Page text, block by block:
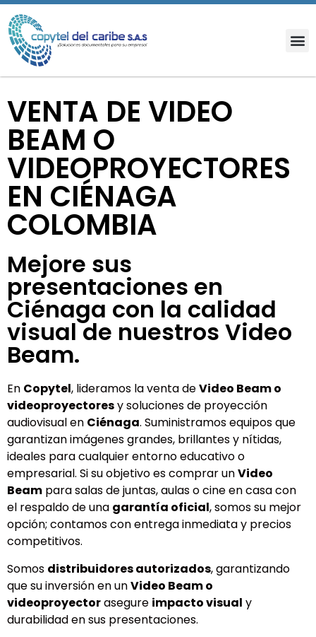
VENTA DE VIDEO
BEAM O
VIDEOPROYECTORES
EN CIÉNAGA
COLOMBIA
Mejore sus
presentaciones en
Ciénaga con la calidad
visual de nuestros Video
Beam.
En Copytel, lideramos la venta deVideo Beam o
videoproyectoresy soluciones de proyección
audiovisual en Ciénaga. Suministramos equipos que
garantizan imágenes grandes, brillantes y nítidas,
ideales para cualquier entorno educativo o
empresarial. Si su objetivo es comprar unVideo
Beam para salas de juntas, aulas o cine en casa con
el respaldo de una garantía oficial, somos su mejor
opción; contamos con entrega inmediata y precios
competitivos.
Somos distribuidores autorizados, garantizando
que su inversión en unVideo Beam o
videoproyectorasegure impacto visual y
durabilidad en sus presentaciones.